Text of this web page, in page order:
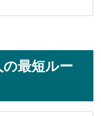
最短ルー